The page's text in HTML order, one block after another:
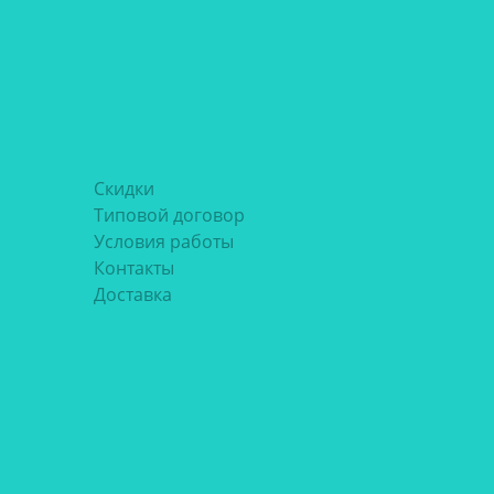
Скидки
Типовой договор
Условия работы
Контакты
Доставка